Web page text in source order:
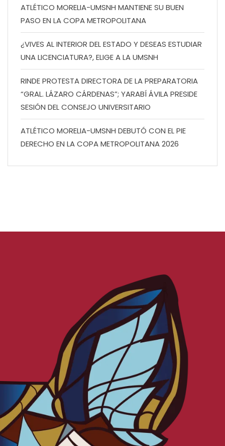
ATLÉTICO MORELIA-UMSNH MANTIENE SU BUEN
PASO EN LA COPA METROPOLITANA
¿VIVES AL INTERIOR DEL ESTADO Y DESEAS ESTUDIAR
UNA LICENCIATURA?, ELIGE A LA UMSNH
RINDE PROTESTA DIRECTORA DE LA PREPARATORIA
“GRAL. LÁZARO CÁRDENAS”; YARABÍ ÁVILA PRESIDE
SESIÓN DEL CONSEJO UNIVERSITARIO
ATLÉTICO MORELIA-UMSNH DEBUTÓ CON EL PIE
DERECHO EN LA COPA METROPOLITANA 2026